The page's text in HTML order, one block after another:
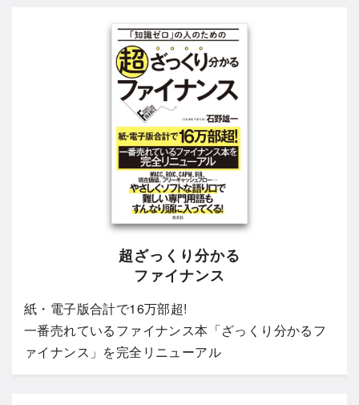
超ざっくり分かる
ファイナンス
紙・電子版合計で16万部超!
一番売れているファイナンス本「ざっくり分かるフ
ァイナンス」を完全リニューアル